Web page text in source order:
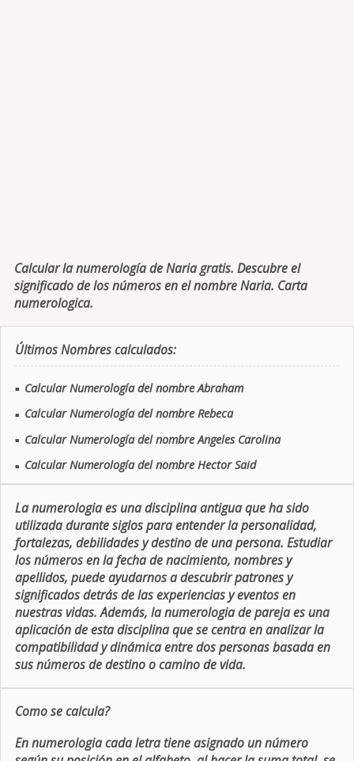
Calcular la numerología de Naria gratis. Descubre el
significado de los números en el nombre Naria. Carta
numerologica.
Últimos Nombres calculados:
■ Calcular Numerología del nombre Abraham
■ Calcular Numerología del nombre Rebeca
■ Calcular Numerología del nombre Angeles Carolina
■ Calcular Numerología del nombre Hector Said
La numerologia es una disciplina antigua que ha sido
utilizada durante siglos para entender la personalidad,
fortalezas, debilidades y destino de una persona. Estudiar
los números en la fecha de nacimiento, nombres y
apellidos, puede ayudarnos a descubrir patrones y
significados detrás de las experiencias y eventos en
nuestras vidas. Además, la numerologia de pareja es una
aplicación de esta disciplina que se centra en analizar la
compatibilidad y dinámica entre dos personas basada en
sus números de destino o camino de vida.
Como se calcula?
En numerologia cada letra tiene asignado un número